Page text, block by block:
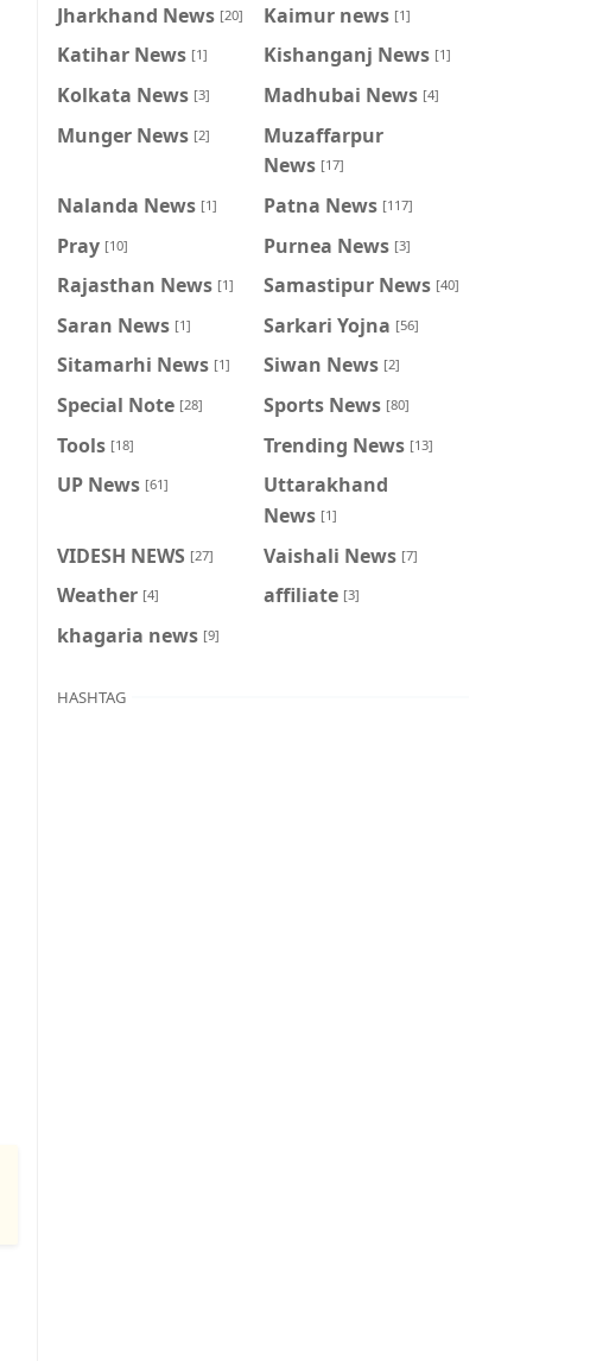
Jharkhand News [20] Kaimur news [1]
Katihar News [1] Kishanganj News [1]
Kolkata News [3] Madhubai News [4]
Munger News [2]
Muzaffarpur
News [17]
Nalanda News [1] Patna News [117]
Pray [10] Purnea News [3]
Rajasthan News [1] Samastipur News [40]
Saran News [1] Sarkari Yojna [56]
Sitamarhi News [1] Siwan News [2]
Special Note [28] Sports News [80]
Tools [18] Trending News [13]
UP News [61]
Uttarakhand
News [1]
VIDESH NEWS [27] Vaishali News [7]
Weather [4] affiliate [3]
khagaria news [9]
HASHTAG